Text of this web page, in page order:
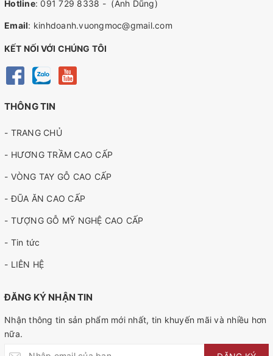
Hotline:091 729 8338 - (Anh Dũng)
Email: kinhdoanh.vuongmoc@gmail.com
KẾT NỐI VỚI CHÚNG TÔI
THÔNG TIN
- TRANG CHỦ
- HƯƠNG TRẦM CAO CẤP
- VÒNG TAY GỖ CAO CẤP
- ĐŨA ĂN CAO CẤP
- TƯỢNG GỖ MỸ NGHỆ CAO CẤP
- Tin tức
- LIÊN HỆ
ĐĂNG KÝ NHẬN TIN
Nhận thông tin sản phẩm mới nhất, tin khuyến mãi và nhiều hơn
nữa.